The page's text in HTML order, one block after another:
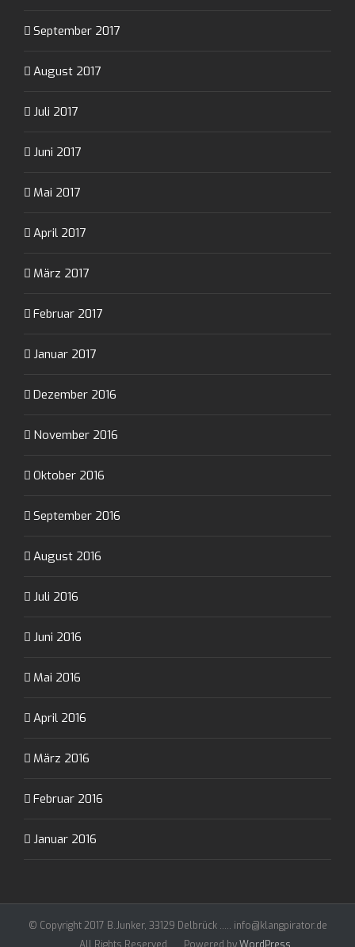
September 2017
August 2017
Juli 2017
Juni 2017
Mai 2017
April 2017
März 2017
Februar 2017
Januar 2017
Dezember 2016
November 2016
Oktober 2016
September 2016
August 2016
Juli 2016
Juni 2016
Mai 2016
April 2016
März 2016
Februar 2016
Januar 2016
© Copyright 2017 B.Junker, 33129 Delbrück ..... info@klangpirator.de